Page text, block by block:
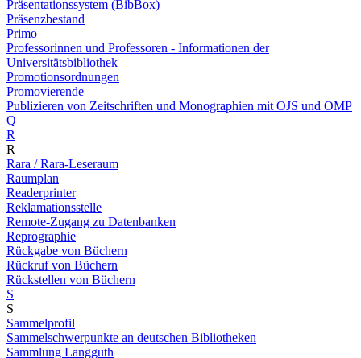
Präsentationssystem (BibBox)
Präsenzbestand
Primo
Professorinnen und Professoren - Informationen der
Universitätsbibliothek
Promotionsordnungen
Promovierende
Publizieren von Zeitschriften und Monographien mit OJS und OMP
Q
R
R
Rara / Rara-Leseraum
Raumplan
Readerprinter
Reklamationsstelle
Remote-Zugang zu Datenbanken
Reprographie
Rückgabe von Büchern
Rückruf von Büchern
Rückstellen von Büchern
S
S
Sammelprofil
Sammelschwerpunkte an deutschen Bibliotheken
Sammlung Langguth